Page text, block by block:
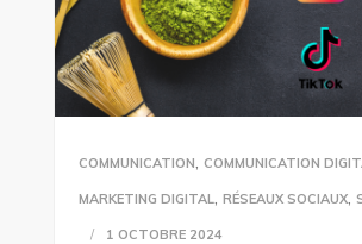
COMMUNICATION COMMUNICATION
MARKETING DIGITAL RÉSEAUX SOCIAUX,
1 OCTOBRE 2024